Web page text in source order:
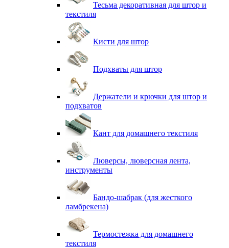
Тесьма декоративная для штор и
текстиля
Кисти для штор
Подхваты для штор
Держатели и крючки для штор и
подхватов
Кант для домашнего текстиля
Люверсы, люверсная лента,
инструменты
Бандо-шабрак (для жесткого
ламбрекена)
Термостежка для домашнего
текстиля